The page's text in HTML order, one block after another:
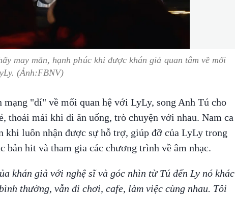
may mắn, hạnh phúc khi được khán giả quan tâm về mối
(Ảnh:FBNV)
mạng "dí" về mối quan hệ với LyLy, song Anh Tú cho
thoái mái khi đi ăn uống, trò chuyện với nhau. Nam ca
khi luôn nhận được sự hỗ trợ, giúp đỡ của LyLy trong
bản hit và tham gia các chương trình về âm nhạc.
khán giả với nghệ sĩ và góc nhìn từ Tú đến Ly nó khác
thường, vẫn đi chơi, cafe, làm việc cùng nhau. Tôi